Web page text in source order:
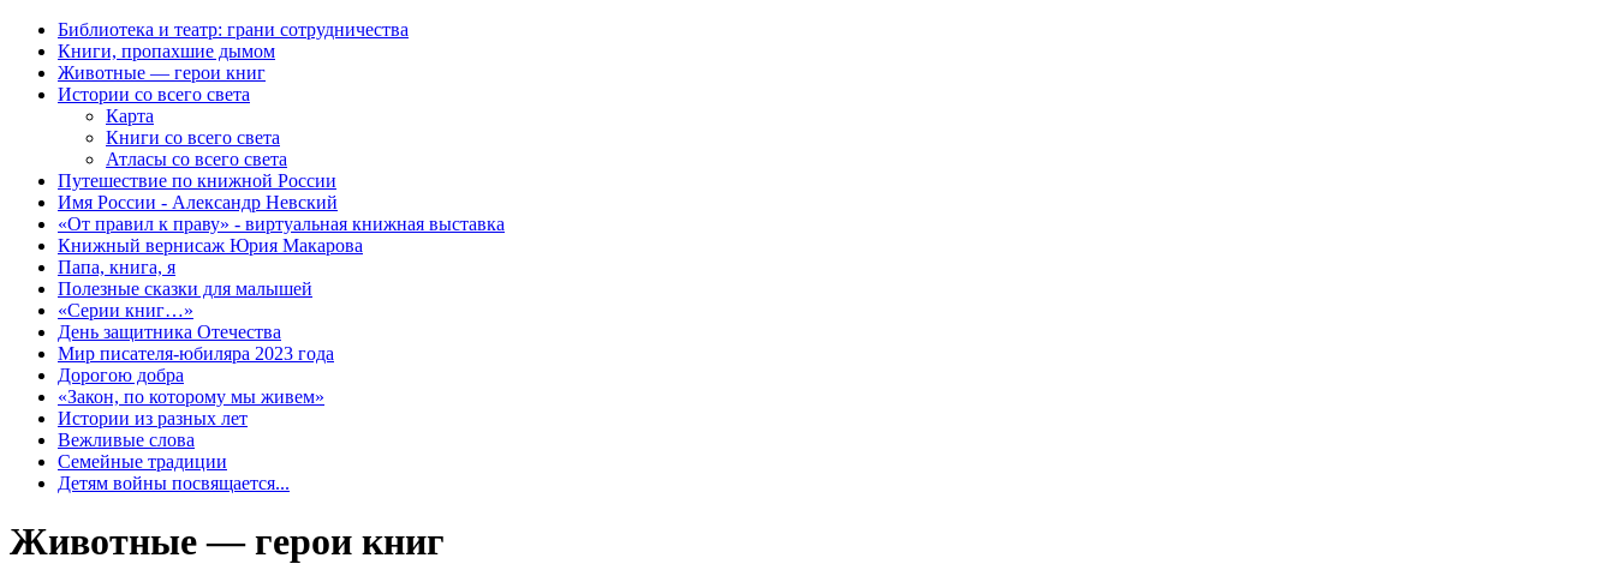
Библиотека и театр: грани сотрудничества
Книги, пропахшие дымом
Животные — герои книг
Истории со всего света
Карта
Книги со всего света
Атласы со всего света
Путешествие по книжной России
Имя России - Александр Невский
«От правил к праву» - виртуальная книжная выставка
Книжный вернисаж Юрия Макарова
Папа, книга, я
Полезные сказки для малышей
«Серии книг…»
День защитника Отечества
Мир писателя-юбиляра 2023 года
Дорогою добра
«Закон, по которому мы живем»
Истории из разных лет
Вежливые слова
Семейные традиции
Детям войны посвящается...
Животные — герои книг